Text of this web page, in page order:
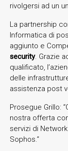
rivolgersi ad un
La partnership
Informatica di
aggiunto e
security. Grazie
qualificato,
delle
assistenza post
Prosegue Grillo:
nostra offerta
servizi di
Sophos.”